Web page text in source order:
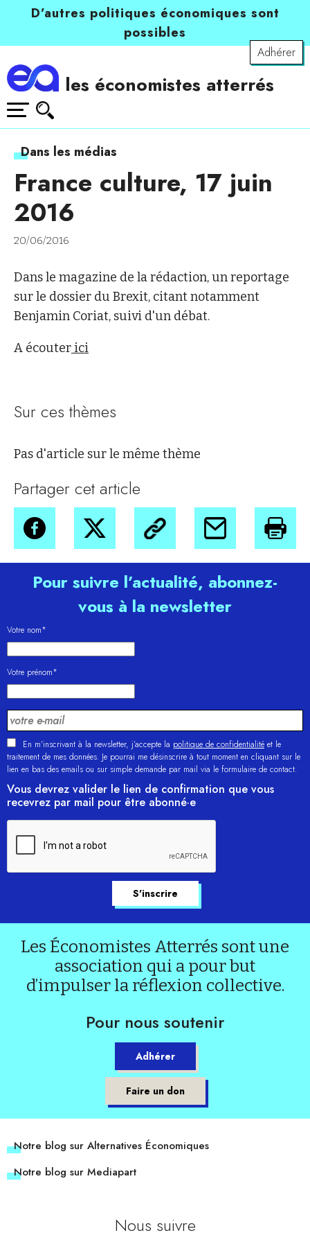
D’autres politiques économiques sont
possibles
Adhérer
les économistes atterrés
Dans les médias
France culture, 17 juin
2016
20/06/2016
Dans le magazine de la rédaction, un reportage
sur le dossier du Brexit, citant notamment
Benjamin Coriat, suivi d'un débat.
A écouter ici
Sur ces thèmes
Pas d'article sur le même thème
Partager cet article
Pour suivre l’actualité, abonnez-
vous à la newsletter
Votre nom*
Votre prénom*
En m'inscrivant à la newsletter, j’accepte la politique de confidentialité et le
traitement de mes données. Je pourrai me désinscrire à tout moment en cliquant sur le
lien en bas des emails ou sur simple demande par mail via le formulaire de contact.
Vous devrez valider le lien de confirmation que vous
recevrez par mail pour être abonné·e
Les Économistes Atterrés sont une
association qui a pour but
d’impulser la réflexion collective.
Pour nous soutenir
Adhérer
Faire un don
Notre blog sur Alternatives Économiques
Notre blog sur Mediapart
Nous suivre